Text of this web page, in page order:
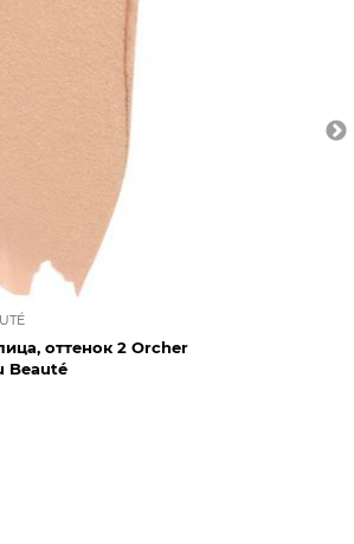
оттенок 2 Orcher
Beauté